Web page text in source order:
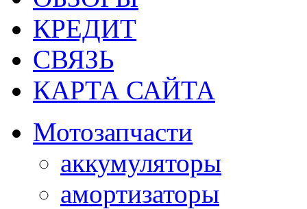
КРЕДИТ
СВЯЗЬ
КАРТА САЙТА
Мотозапчасти
аккумуляторы
амортизаторы